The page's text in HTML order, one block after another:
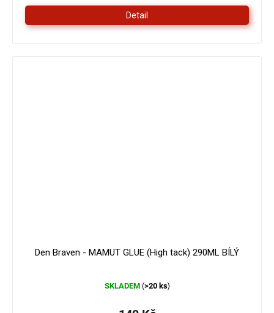
Detail
Den Braven - MAMUT GLUE (High tack) 290ML BÍLÝ
hodnocení
je
SKLADEM (>20 ks)